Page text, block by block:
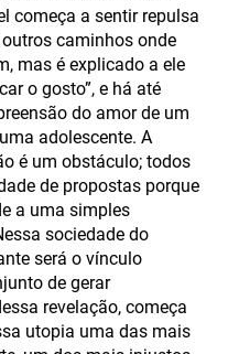
começa a sentir repulsa
caminhos onde
mas é explicado a ele
o gosto”, e há até
do amor de um
adolescente. A
é um obstáculo; todos
de propostas porque
a uma simples
sociedade do
será o vínculo
de gerar
revelação, começa
utopia uma das mais